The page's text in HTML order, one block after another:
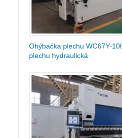
Ohýbačka plechu WC67Y-
plechu hydraulická